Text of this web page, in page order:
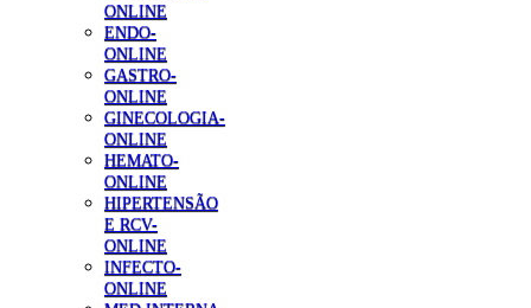
ONLINE
ENDO-
ONLINE
GASTRO-
ONLINE
GINECOLOGIA-
ONLINE
HEMATO-
ONLINE
HIPERTENSÃO
E RCV-
ONLINE
INFECTO-
ONLINE